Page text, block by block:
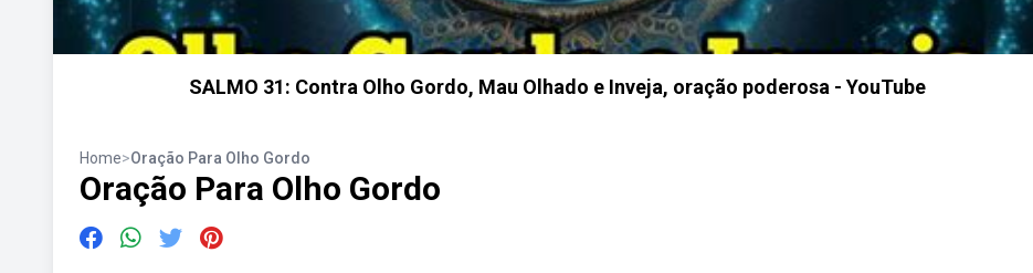
SALMO 31: Contra Olho Gordo, Mau Olhado e Inveja, oração poderosa - YouTube
Home>Oração Para Olho Gordo
Oração Para Olho Gordo